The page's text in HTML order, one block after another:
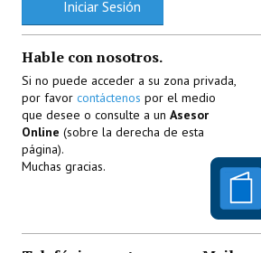
HERRAFER S.R.L.
Quiénes Somos
Dónde estamos
Staff
Nuestras Marcas
Noticias
Iniciar Sesión
Hable con nosotros.
Si no puede acceder a su zona privada,
por favor contáctenos por el medio
que desee o consulte a un Asesor
Online (sobre la derecha de esta
página).
Muchas gracias.